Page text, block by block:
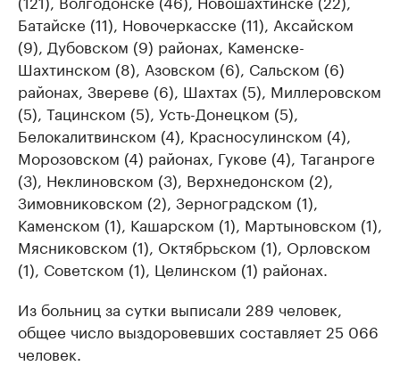
Батайске (11), Новочеркасске (11), Аксайском
(9), Дубовском (9) районах, Каменске-
Шахтинском (8), Азовском (6), Сальском (6)
районах, Звереве (6), Шахтах (5), Миллеровском
(5), Тацинском (5), Усть-Донецком (5),
Белокалитвинском (4), Красносулинском (4),
Морозовском (4) районах, Гукове (4), Таганроге
(3), Неклиновском (3), Верхнедонском (2),
Зимовниковском (2), Зерноградском (1),
Каменском (1), Кашарском (1), Мартыновском (1),
Мясниковском (1), Октябрьском (1), Орловском
(1), Советском (1), Целинском (1) районах.
Из больниц за сутки выписали 289 человек,
общее число выздоровевших составляет 25 066
человек.